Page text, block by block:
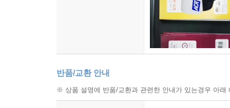
반품/교환 안내
※ 상품 설명에 반품/교환과 관련한 안내가 있는경우 아